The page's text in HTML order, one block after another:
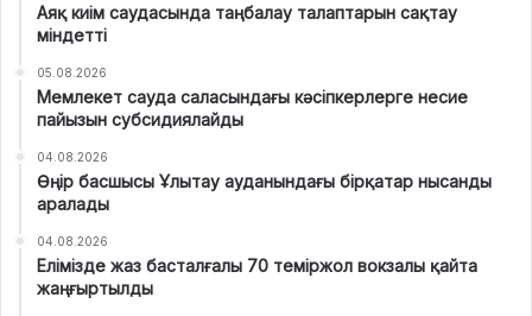
Аяқ киім саудасында таңбалау талаптарын сақтау
міндетті
05.08.2026
Мемлекет сауда саласындағы кәсіпкерлерге несие
пайызын субсидиялайды
04.08.2026
Өңір басшысы Ұлытау ауданындағы бірқатар нысанды
аралады
04.08.2026
Елімізде жаз басталғалы 70 теміржол вокзалы қайта
жаңғыртылды